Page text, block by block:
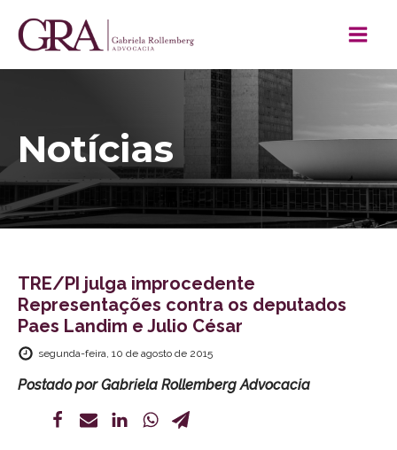
Notícias
TRE/PI julga improcedente
Representações contra os deputados
Paes Landim e Julio César
segunda-feira, 10 de agosto de 2015
Postado porGabriela Rollemberg Advocacia